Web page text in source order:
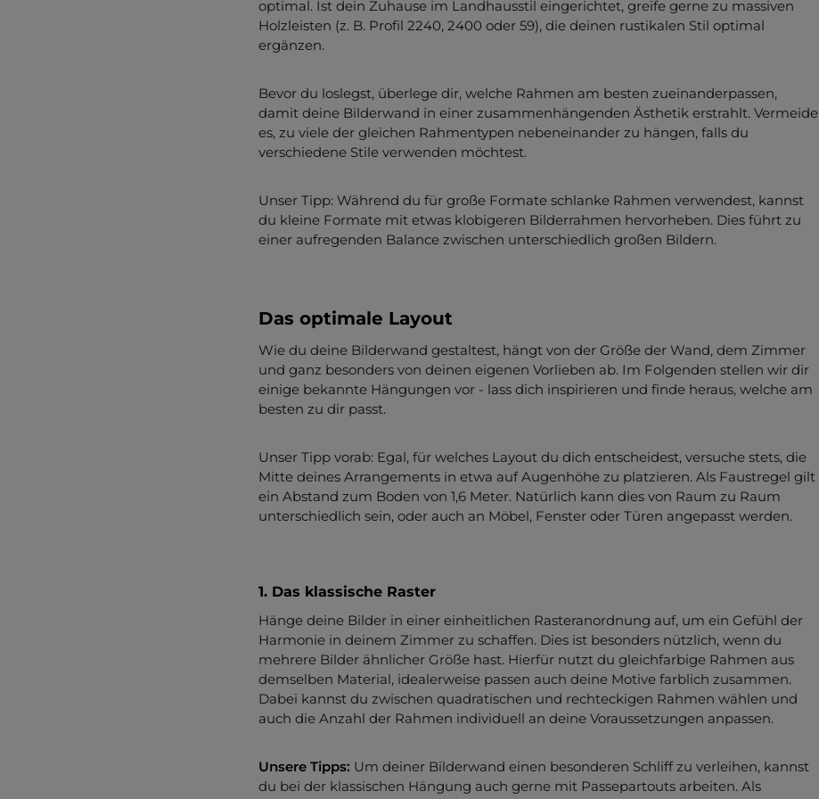
optimal. Ist dein Zuhause im Landhausstil eingerichtet, greife gerne zu massiven
Holzleisten (z. B. Profil 2240, 2400 oder 59), die deinen rustikalen Stil optimal
ergänzen.
Bevor du loslegst, überlege dir, welche Rahmen am besten zueinanderpassen,
damit deine Bilderwand in einer zusammenhängenden Ästhetik erstrahlt. Vermeide
es, zu viele der gleichen Rahmentypen nebeneinander zu hängen, falls du
verschiedene Stile verwenden möchtest.
Unser Tipp: Während du für große Formate schlanke Rahmen verwendest, kannst
du kleine Formate mit etwas klobigeren Bilderrahmen hervorheben. Dies führt zu
einer aufregenden Balance zwischen unterschiedlich großen Bildern.
Das optimale Layout
Wie du deine Bilderwand gestaltest, hängt von der Größe der Wand, dem Zimmer
und ganz besonders von deinen eigenen Vorlieben ab. Im Folgenden stellen wir dir
einige bekannte Hängungen vor - lass dich inspirieren und finde heraus, welche am
besten zu dir passt.
Unser Tipp vorab: Egal, für welches Layout du dich entscheidest, versuche stets, die
Mitte deines Arrangements in etwa auf Augenhöhe zu platzieren. Als Faustregel gilt
ein Abstand zum Boden von 1,6 Meter. Natürlich kann dies von Raum zu Raum
unterschiedlich sein, oder auch an Möbel, Fenster oder Türen angepasst werden.
1. Das klassische Raster
Hänge deine Bilder in einer einheitlichen Rasteranordnung auf, um ein Gefühl der
Harmonie in deinem Zimmer zu schaffen. Dies ist besonders nützlich, wenn du
mehrere Bilder ähnlicher Größe hast. Hierfür nutzt du gleichfarbige Rahmen aus
demselben Material, idealerweise passen auch deine Motive farblich zusammen.
Dabei kannst du zwischen quadratischen und rechteckigen Rahmen wählen und
auch die Anzahl der Rahmen individuell an deine Voraussetzungen anpassen.
Unsere Tipps: Um deiner Bilderwand einen besonderen Schliff zu verleihen, kannst
du bei der klassischen Hängung auch gerne mit Passepartouts arbeiten. Als